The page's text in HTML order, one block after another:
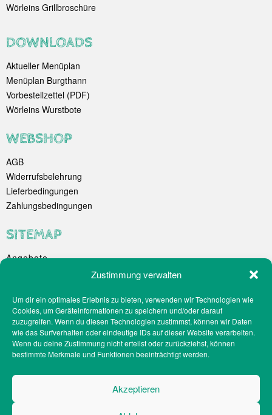
Zustimmung verwalten
Um dir ein optimales Erlebnis zu bieten, verwenden wir Technologien wie
Cookies, um Geräteinformationen zu speichern und/oder darauf
zuzugreifen. Wenn du diesen Technologien zustimmst, können wir Daten
wie das Surfverhalten oder eindeutige IDs auf dieser Website verarbeiten.
Wenn du deine Zustimmung nicht erteilst oder zurückziehst, können
bestimmte Merkmale und Funktionen beeinträchtigt werden.
Akzeptieren
Wörleins Grillbroschüre
DOWNLOADS
Aktueller Menüplan
Menüplan Burgthann
Vorbestellzettel (PDF)
Wörleins Wurstbote
WEBSHOP
AGB
Widerrufsbelehrung
Lieferbedingungen
Zahlungsbedingungen
SITEMAP
Angebote
Catering
Webshop
Filialen
Kontakt
Teilnahmebedingungen Gewinnspiel
Impressum
Social-Media-Datenschutz